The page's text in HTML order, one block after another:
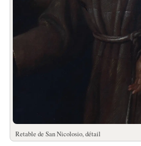
Retable de San Nicolosio, détail